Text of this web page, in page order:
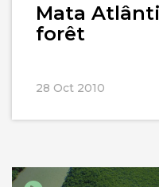
Mata
forêt
28 Oct 2010